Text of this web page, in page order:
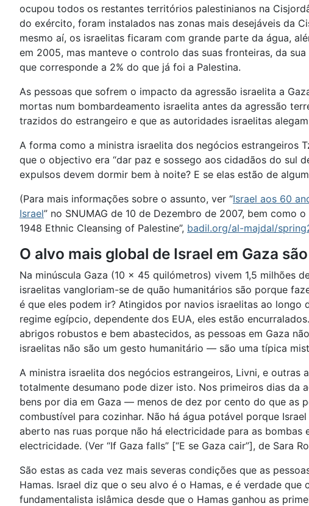
ocupou todos os restantes territórios palestinianos na
do exército, foram instalados nas zonas mais desejáveis da
mesmo aí, os israelitas ficaram com grande parte da água,
em 2005, mas manteve o controlo das suas fronteiras, da
que corresponde a 2% do que já foi a Palestina.
As pessoas que sofrem o impacto da agressão israelita a
mortas num bombardeamento israelita antes da agressão
trazidos do estrangeiro e que as autoridades israelitas
A forma como a ministra israelita dos negócios estrangeiros
que o objectivo era “dar paz e sossego aos cidadãos do sul
expulsos devem dormir bem à noite? E se elas estão de
(Para mais informações sobre o assunto, ver “Israel aos 60
Israel” no SNUMAG de 10 de Dezembro de 2007, bem como
1948 Ethnic Cleansing of Palestine”, badil.org/al-majdal/
O alvo mais global de Israel em Gaza
Na minúscula Gaza (10 x 45 quilómetros) vivem 1,5 milhões
israelitas vangloriam-se de quão humanitários são porque
é que eles podem ir? Atingidos por navios israelitas ao
regime egípcio, dependente dos EUA, eles estão
abrigos robustos e bem abastecidos, as pessoas em Gaza
israelitas não são um gesto humanitário — são uma típica
A ministra israelita dos negócios estrangeiros, Livni, e outras
totalmente desumano pode dizer isto. Nos primeiros dias da
bens por dia em Gaza — menos de dez por cento do que as
combustível para cozinhar. Não há água potável porque
aberto nas ruas porque não há electricidade para as
electricidade. (Ver “If Gaza falls” [“E se Gaza cair”], de Sara
São estas as cada vez mais severas condições que as
Hamas. Israel diz que o seu alvo é o Hamas, e é verdade
fundamentalista islâmica desde que o Hamas ganhou as